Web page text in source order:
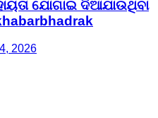
ଯୋଗାଇ ଦିଆଯାଉଥିବା
2026